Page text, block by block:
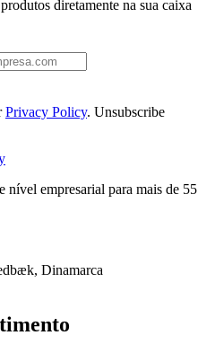
diretamente na sua caixa
Privacy Policy. Unsubscribe
nível empresarial para mais de 55
Dinamarca